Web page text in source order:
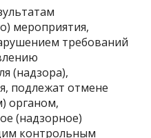
мероприятия,
требований
(надзора),
подлежат отмене
органом,
(надзорное)
контрольным